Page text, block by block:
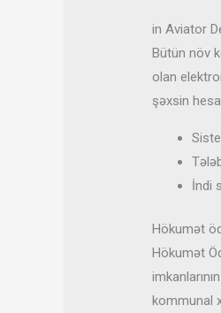
in Aviator
Bütün növ
olan
şəxsin
İndi
Hökumət
Hökumət
kommunal